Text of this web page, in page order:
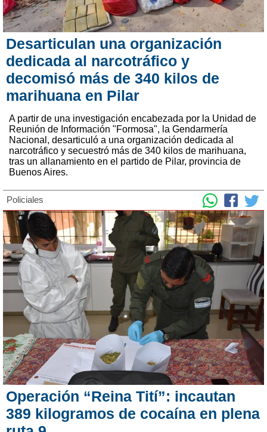
Desarticulan una organización
dedicada al narcotráfico y
decomisó más de 340 kilos de
marihuana en Pilar
A partir de una investigación encabezada por la Unidad de
Reunión de Información "Formosa", la Gendarmería
Nacional, desarticuló a una organización dedicada al
narcotráfico y secuestró más de 340 kilos de marihuana,
tras un allanamiento en el partido de Pilar, provincia de
Buenos Aires.
Policiales
Operación “Reina Tití”: incautan
389 kilogramos de cocaína en plena